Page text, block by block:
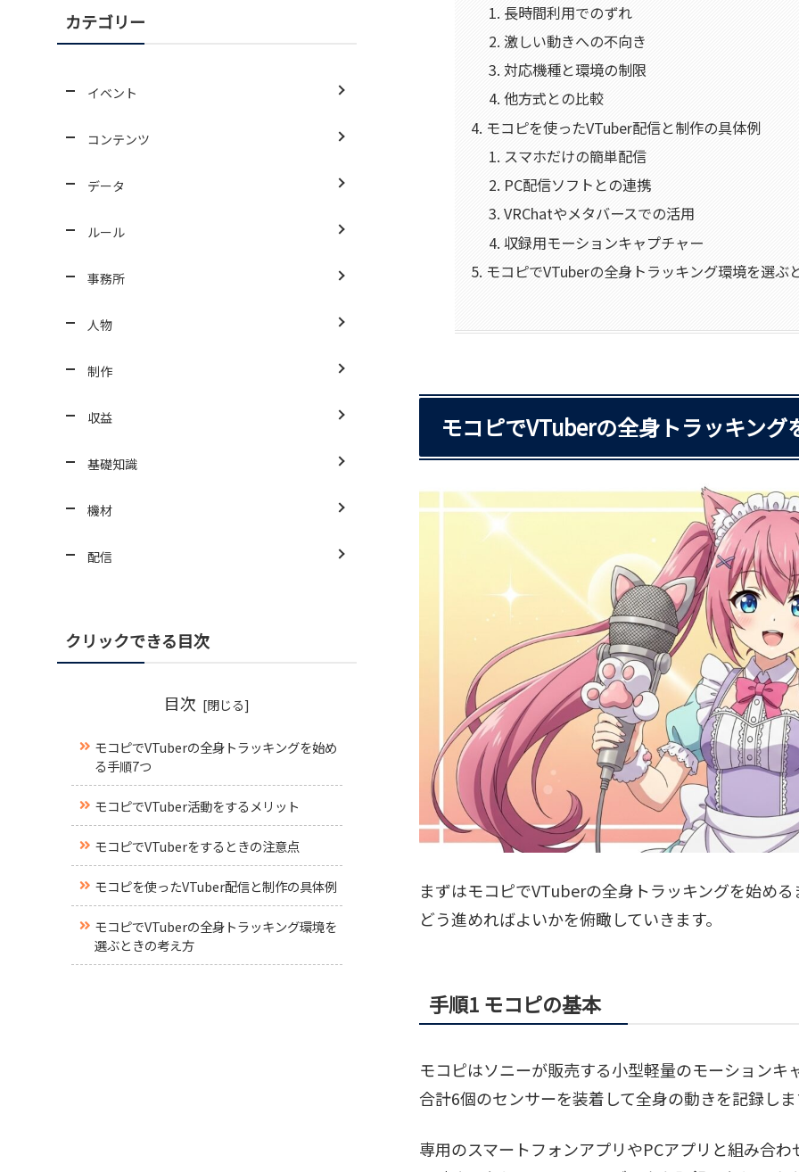
長時間利用でのずれ
激しい動きへの不向き
対応機種と環境の制限
他方式との比較
モコピを使ったVTuber配信と制作の具体例
スマホだけの簡単配信
PC配信ソフトとの連携
VRChatやメタバースでの活用
収録用モーションキャプチャー
モコピでVTuberの全身トラッキング環境を選ぶ
モコピでVTuberの全身トラッキング
まずはモコピでVTuberの全身トラッキングを始め
どう進めればよいかを俯瞰していきます。
手順1 モコピの基本
モコピはソニーが販売する小型軽量のモーション
合計6個のセンサーを装着して全身の動きを記録し
専用のスマートフォンアプリやPCアプリと組み合
カテゴリー
イベント
コンテンツ
データ
ルール
事務所
人物
制作
収益
基礎知識
機材
配信
クリックできる目次
目次
モコピでVTuberの全身トラッキングを始め
る手順7つ
モコピでVTuber活動をするメリット
モコピでVTuberをするときの注意点
モコピを使ったVTuber配信と制作の具体例
モコピでVTuberの全身トラッキング環境を
選ぶときの考え方